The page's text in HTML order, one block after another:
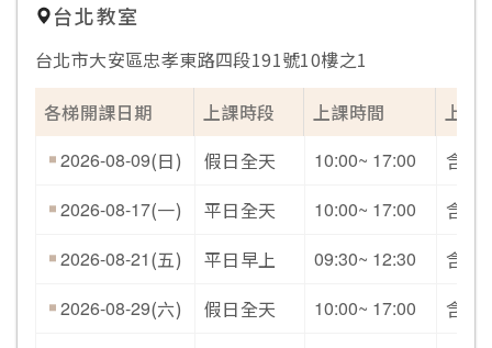
台北教室
台北市大安區忠孝東路四段191號10樓之1
各梯開課日期
上課時段 上課時間 上課
2026-08-09(日) 假日全天 10:00~ 17:00 含開
2026-08-17(一) 平日全天 10:00~ 17:00 含開
2026-08-21(五) 平日早上 09:30~ 12:30 含開
2026-08-29(六) 假日全天 10:00~ 17:00 含開